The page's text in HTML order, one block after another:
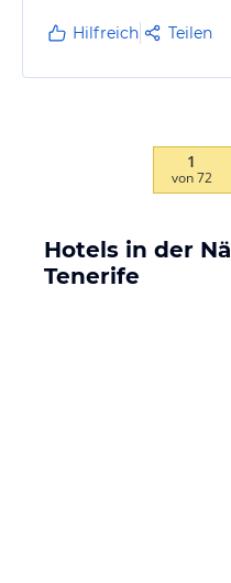
Hilfreich Teilen
1
von72
Hotels in der
Tenerife